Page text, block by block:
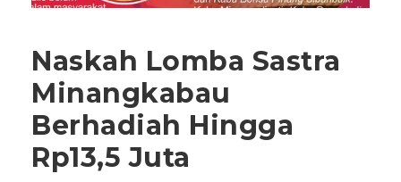
Naskah Lomba Sastra
Minangkabau
Berhadiah Hingga
Rp13,5 Juta